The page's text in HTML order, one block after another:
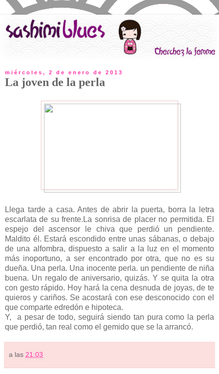
miércoles, 2 de enero de 2013
La joven de la perla
Llega tarde a casa. Antes de abrir la puerta, borra la letra
escarlata de su frente.La sonrisa de placer no permitida. El
espejo del ascensor le chiva que perdió un pendiente.
Maldito él. Estará escondido entre unas sábanas, o debajo
de una alfombra, dispuesto a salir a la luz en el momento
más inoportuno, a ser encontrado por otra, que no es su
dueña. Una perla. Una inocente perla. un pendiente de niña
buena. Un regalo de aniversario, quizás. Y se quita la otra
con gesto rápido. Hoy hará la cena desnuda de joyas, de te
quieros y cariños. Se acostará con ese desconocido con el
que comparte edredón e hipoteca.
Y, a pesar de todo, seguirá siendo tan pura como la perla
que perdió, tan real como el gemido que se la arrancó.
a las 21:03